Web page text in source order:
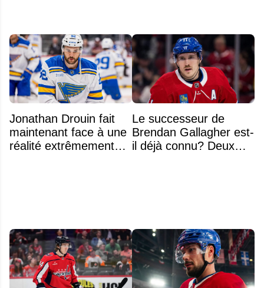
Jonathan Drouin fait
maintenant face à une
réalité extrêmement
Le successeur de
Brendan Gallagher est-
il déjà connu? Deux